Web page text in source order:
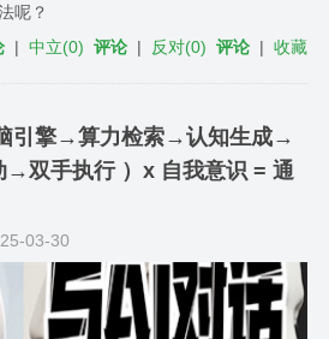
呢？
|中立(0) 评论 | 反对(0) 评论 |收藏
引擎→算力检索→认知生成→
双手执行 ）x 自我意识 = 通
03-30